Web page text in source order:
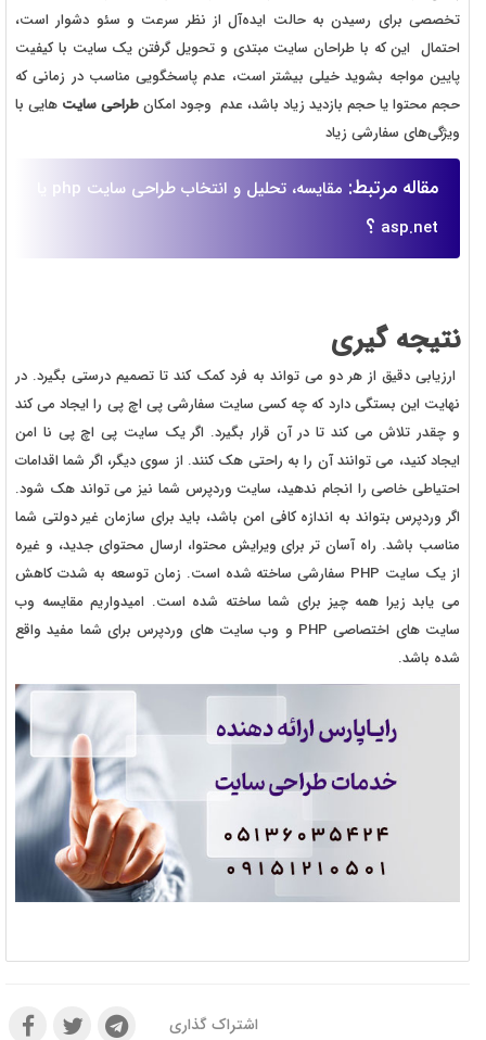
تخصصی برای رسیدن به حالت ایده‌آل از نظر سرعت و سئو دشوار است،
احتمال این که با طراحان سایت مبتدی و تحویل گرفتن یک سایت با کیفیت
پایین مواجه بشوید خیلی بیشتر است، عدم پاسخگویی مناسب در زمانی که
حجم محتوا یا حجم بازدید زیاد باشد، عدم وجود امکانطراحی سایت ‌هایی با
ویژگی‌های سفارشی زیاد
مقاله مرتبط:
asp.net ؟
نتیجه گیری
ارزیابی دقیق از هر دو می تواند به فرد کمک کند تا تصمیم درستی بگیرد. در
نهایت این بستگی دارد که چه کسی سایت سفارشی پی اچ پی را ایجاد می کند
و چقدر تلاش می کند تا در آن قرار بگیرد. اگر یک سایت پی اچ پی نا امن
ایجاد کنید، می توانند آن را به راحتی هک کنند. از سوی دیگر، اگر شما اقدامات
احتیاطی خاصی را انجام ندهید، سایت وردپرس شما نیز می تواند هک شود.
اگر وردپرس بتواند به اندازه کافی امن باشد، باید برای سازمان غیر دولتی شما
مناسب باشد. راه آسان تر برای ویرایش محتوا، ارسال محتوای جدید، و غیره
از یک سایت PHP سفارشی ساخته شده است. زمان توسعه به شدت کاهش
می یابد زیرا همه چیز برای شما ساخته شده است. امیدواریم مقایسه وب
سایت های اختصاصی PHP و وب سایت های وردپرس برای شما مفید واقع
شده باشد.
اشتراک گذاری